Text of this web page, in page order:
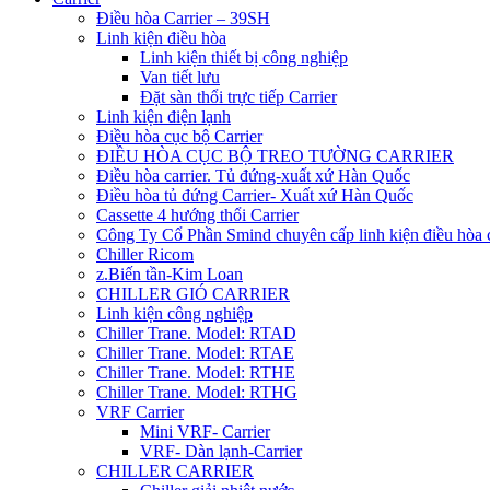
Điều hòa Carrier – 39SH
Linh kiện điều hòa
Linh kiện thiết bị công nghiệp
Van tiết lưu
Đặt sàn thổi trực tiếp Carrier
Linh kiện điện lạnh
Điều hòa cục bộ Carrier
ĐIỀU HÒA CỤC BỘ TREO TƯỜNG CARRIER
Điều hòa carrier. Tủ đứng-xuất xứ Hàn Quốc
Điều hòa tủ đứng Carrier- Xuất xứ Hàn Quốc
Cassette 4 hướng thổi Carrier
Công Ty Cổ Phần Smind chuyên cấp linh kiện điều hòa
Chiller Ricom
z.Biến tần-Kim Loan
CHILLER GIÓ CARRIER
Linh kiện công nghiệp
Chiller Trane. Model: RTAD
Chiller Trane. Model: RTAE
Chiller Trane. Model: RTHE
Chiller Trane. Model: RTHG
VRF Carrier
Mini VRF- Carrier
VRF- Dàn lạnh-Carrier
CHILLER CARRIER